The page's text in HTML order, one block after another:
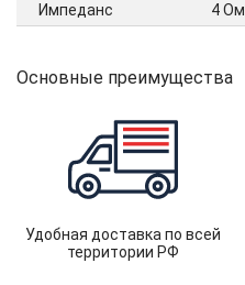
Импеданс
4 Ом
Основные преимущества
Удобная доставка по всей
территории РФ